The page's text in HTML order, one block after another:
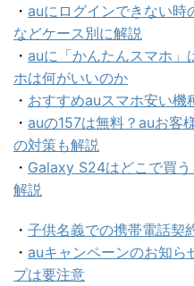
・ auにログインできない時
などケース別に解説
・ auに「かんたんスマホ」
ホは何がいいのか
・ おすすめauスマホ安い機
・ auの157は無料？auお客
の対策も解説
・ Galaxy S24はどこで買
解説
・ 子供名義での携帯電話契
・ auキャンペーンのお知ら
プは要注意